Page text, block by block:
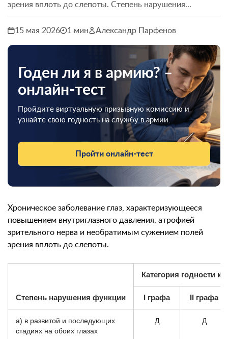
зрения вплоть до слепоты. Степень нарушения...
15 мая 2026 1 мин Александр Парфенов
Годен ли я в армию? –
онлайн-тест
Пройдите виртуальную призывную комиссию и
узнайте свою годность на службу в армии.
Пройти онлайн-тест
Хроническое заболевание глаз, характеризующееся
повышением внутриглазного давления, атрофией
зрительного нерва и необратимым сужением полей
зрения вплоть до слепоты.
Степень нарушения функции
Категория годности к
I графа II графа
а) в развитой и последующих
стадиях на обоих глазах
Д Д